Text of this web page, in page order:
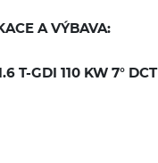
A VÝBAVA:
T-GDI 110 KW 7° DCT